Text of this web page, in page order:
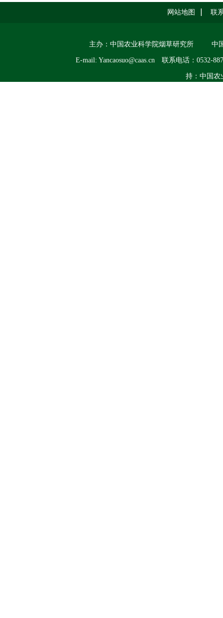
网站地图 联
主办：中国农业科学院烟草研究所 中
E-mail: Yancaosuo@caas.cn 联系电话：0532-
持：中国农